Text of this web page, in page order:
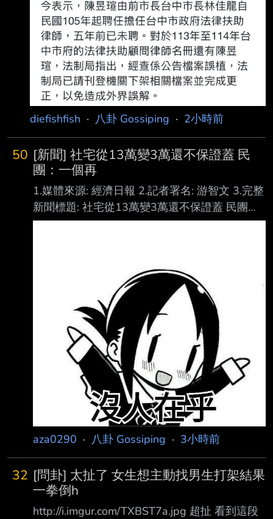
diefishfish · 八卦 Gossiping · 2小時前
50 [新聞] 社宅從13萬變3萬還不保證蓋 民
團：一個再
1.媒體來源: 經濟日報 2.記者署名: 游智文 3.完整
新聞標題: 社宅從13萬變3萬還不保證蓋 民團：
一個再也等不到的家 4.完整新聞內文: 民團今舉
承諾的8年13萬戶，一舉砍到3萬戶，且連3萬戶
也不保證，不只是創惡例， 更是毀制度。對苦
於居住不安的民眾而言，一個再也等不到的家。
民團表示，延宕許久的社宅興辦計畫，答案揭
曉，行政院於115年7月修正新版「百萬戶租 屋
家庭支持計畫（114-121年）」，將直接興辦社
aza0290 · 八卦 Gossiping · 3小時前
32 [問卦] 太扯了 女生想主動找男生打架結果
一拳倒h
http://i.imgur.com/TXBST7a.jpg 超扯 看到這段